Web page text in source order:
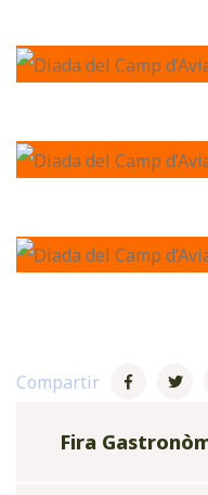
Compartir
Fira